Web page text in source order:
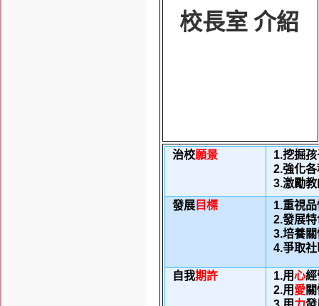
校長室 介紹
治校願景 1.挖掘
2.強化
3.激勵
發展目標 1.重視
2.發展
3.培養
4.爭取
自我期許 1.用心經
2.用 愛關